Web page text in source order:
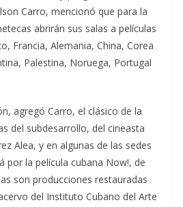
Carro, mencionó que para la
abrirán sus salas a películas
Francia, Alemania, China, Corea
Palestina, Noruega, Portugal
agregó Carro, el clásico de la
del subdesarrollo, del cineasta
Alea, y en algunas de las sedes
por la película cubana Now!, de
son producciones restauradas
del Instituto Cubano del Arte